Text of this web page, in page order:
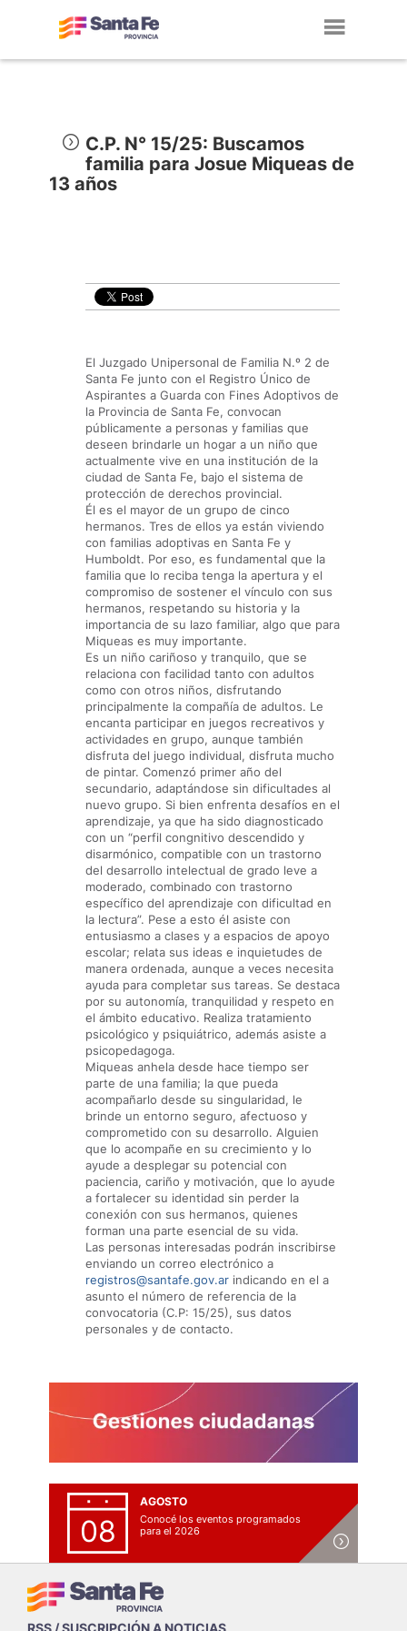
C.P. N° 15/25: Buscamos
familia para Josue Miqueas de
13 años
El Juzgado Unipersonal de Familia N.º 2 de
Santa Fe junto con el Registro Único de
Aspirantes a Guarda con Fines Adoptivos de
la Provincia de Santa Fe, convocan
públicamente a personas y familias que
deseen brindarle un hogar a un niño que
actualmente vive en una institución de la
ciudad de Santa Fe, bajo el sistema de
protección de derechos provincial.
Él es el mayor de un grupo de cinco
hermanos. Tres de ellos ya están viviendo
con familias adoptivas en Santa Fe y
Humboldt. Por eso, es fundamental que la
familia que lo reciba tenga la apertura y el
compromiso de sostener el vínculo con sus
hermanos, respetando su historia y la
importancia de su lazo familiar, algo que para
Miqueas es muy importante.
Es un niño cariñoso y tranquilo, que se
relaciona con facilidad tanto con adultos
como con otros niños, disfrutando
principalmente la compañía de adultos. Le
encanta participar en juegos recreativos y
actividades en grupo, aunque también
disfruta del juego individual, disfruta mucho
de pintar. Comenzó primer año del
secundario, adaptándose sin dificultades al
nuevo grupo. Si bien enfrenta desafíos en el
aprendizaje, ya que ha sido diagnosticado
con un “perfil congnitivo descendido y
disarmónico, compatible con un trastorno
del desarrollo intelectual de grado leve a
moderado, combinado con trastorno
específico del aprendizaje con dificultad en
la lectura”. Pese a esto él asiste con
entusiasmo a clases y a espacios de apoyo
escolar; relata sus ideas e inquietudes de
manera ordenada, aunque a veces necesita
ayuda para completar sus tareas. Se destaca
por su autonomía, tranquilidad y respeto en
el ámbito educativo. Realiza tratamiento
psicológico y psiquiátrico, además asiste a
psicopedagoga.
Miqueas anhela desde hace tiempo ser
parte de una familia; la que pueda
acompañarlo desde su singularidad, le
brinde un entorno seguro, afectuoso y
comprometido con su desarrollo. Alguien
que lo acompañe en su crecimiento y lo
ayude a desplegar su potencial con
paciencia, cariño y motivación, que lo ayude
a fortalecer su identidad sin perder la
conexión con sus hermanos, quienes
forman una parte esencial de su vida.
Las personas interesadas podrán inscribirse
enviando un correo electrónico a
registros@santafe.gov.ar indicando en el a
asunto el número de referencia de la
convocatoria (C.P: 15/25), sus datos
personales y de contacto.
08
AGOSTO
Conocé los eventos programados
para el 2026
RSS / SUSCRIPCIÓN A NOTICIAS